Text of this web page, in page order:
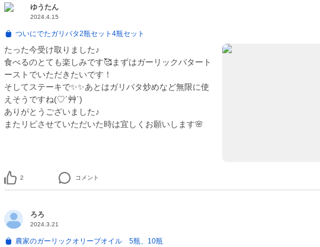
ゆうたん
2024.4.15
ついにでたガリバタ2瓶セット4瓶セット
たった今受け取りました♪
食べるのとても楽しみです🥰まずはガーリックバタート
ーストでいただきたいです！
そしてステーキで✨✨あとはガリバタ炒めなど無限に使
えそうですね(♡︎´艸`)
ありがとうございました♪
またリピさせていただいた時は宜しくお願いします🌸
2 コメント
ろろ
2024.3.21
農家のガーリックオリーブオイル 5瓶、10瓶